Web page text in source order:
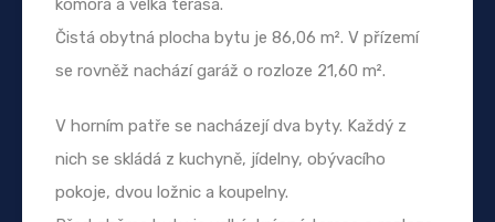
komora a velká terasa.
Čistá obytná plocha bytu je 86,06 m². V přízemí
se rovněž nachází garáž o rozloze 21,60 m².
V horním patře se nacházejí dva byty. Každý z
nich se skládá z kuchyně, jídelny, obývacího
pokoje, dvou ložnic a koupelny.